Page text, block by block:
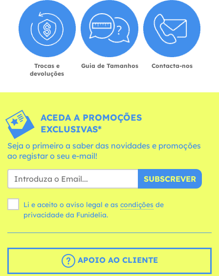
Trocas e
devoluções
Guia de Tamanhos Contacta-nos
ACEDA A PROMOÇÕES
EXCLUSIVAS*
Seja o primeiro a saber das novidades e promoções
ao registar o seu e-mail!
SUBSCREVER
Li e aceito o aviso legal e as condições
privacidade da Funidelia.
APOIO AO CLIENTE